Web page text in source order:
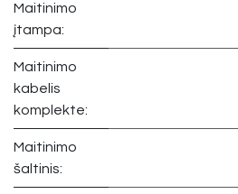
Maitinimo
įtampa:
Maitinimo
kabelis
komplekte:
Maitinimo
šaltinis: